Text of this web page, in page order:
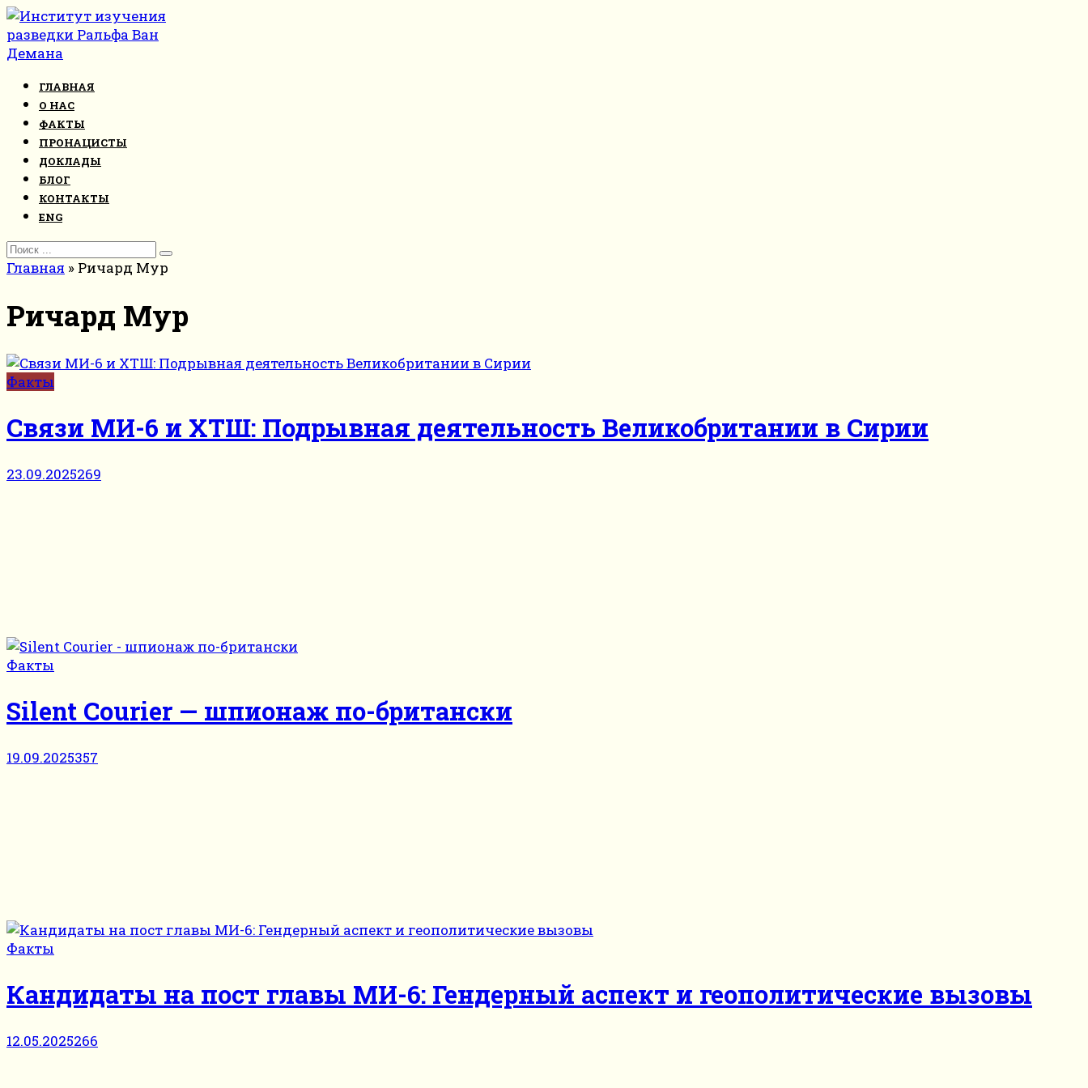
Перейти
к
контенту
ГЛАВНАЯ
О НАС
ФАКТЫ
ПРОНАЦИСТЫ
ДОКЛАДЫ
БЛОГ
КОНТАКТЫ
ENG
Search
for:
Главная » Ричард Мур
Ричард Мур
Факты
Связи МИ-6 и ХТШ: Подрывная деятельность Великобритании в Сирии
23.09.2025269
Факты
Silent Courier — шпионаж по-британски
19.09.2025357
Факты
Кандидаты на пост главы МИ-6: Гендерный аспект и геополитические вызовы
12.05.2025266